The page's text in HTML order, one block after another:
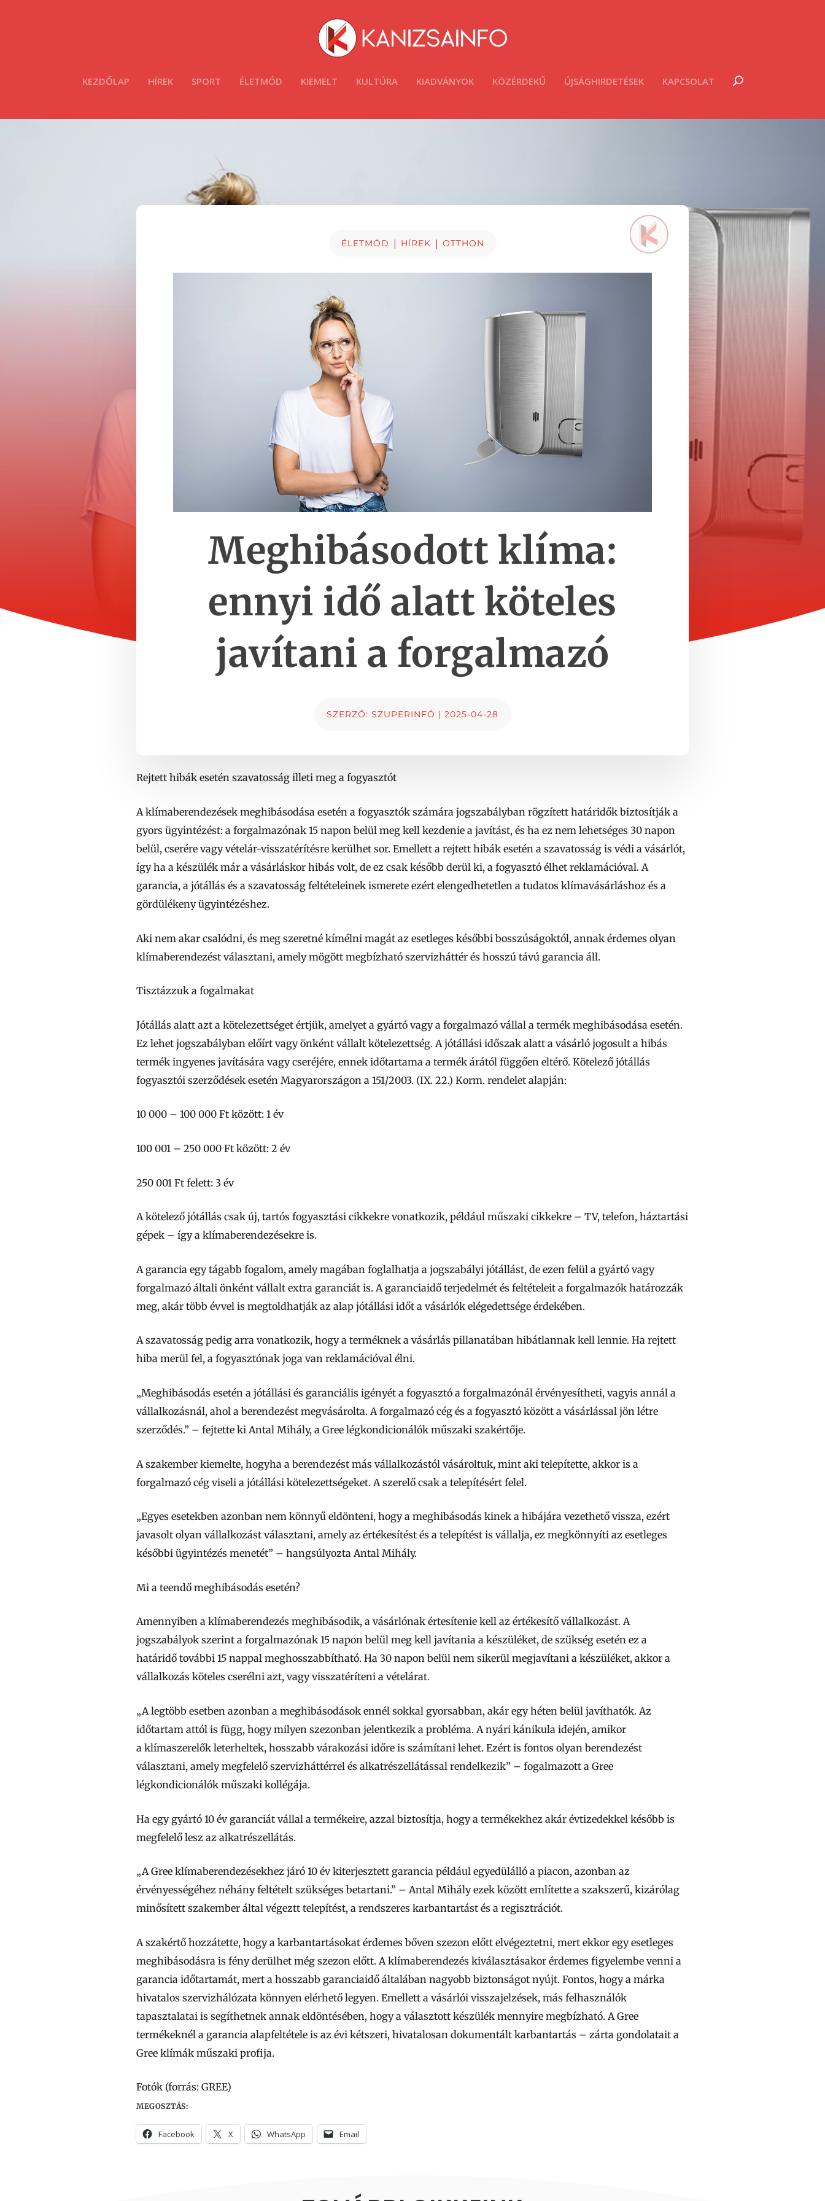
KEZDŐLAP HÍREK SPORT ÉLETMÓD KIEMELT KULTÚRA KIADVÁNYOK KÖZÉRDEKŰ ÚJSÁGHIRDETÉSEK KAPCSOLAT
ÉLETMÓD | HÍREK | OTTHON
Meghibásodott klíma:
ennyi idő alatt köteles
javítani a forgalmazó
SZERZŐ: SZUPERINFÓ | 2025-04-28
Rejtett hibák esetén szavatosság illeti meg a fogyasztót
A klímaberendezések meghibásodása esetén a fogyasztók számára jogszabályban rögzített határidők biztosítják a
gyors ügyintézést: a forgalmazónak 15 napon belül meg kell kezdenie a javítást, és ha ez nem lehetséges 30 napon
belül, cserére vagy vételár-visszatérítésre kerülhet sor. Emellett a rejtett hibák esetén a szavatosság is védi a vásárlót,
így ha a készülék már a vásárláskor hibás volt, de ez csak később derül ki, a fogyasztó élhet reklamációval. A
garancia, a jótállás és a szavatosság feltételeinek ismerete ezért elengedhetetlen a tudatos klímavásárláshoz és a
gördülékeny ügyintézéshez.
Aki nem akar csalódni, és meg szeretné kímélni magát az esetleges későbbi bosszúságoktól, annak érdemes olyan
klímaberendezést választani, amely mögött megbízható szervizháttér és hosszú távú garancia áll.
Tisztázzuk a fogalmakat
Jótállás alatt azt a kötelezettséget értjük, amelyet a gyártó vagy a forgalmazó vállal a termék meghibásodása esetén.
Ez lehet jogszabályban előírt vagy önként vállalt kötelezettség. A jótállási időszak alatt a vásárló jogosult a hibás
termék ingyenes javítására vagy cseréjére, ennek időtartama a termék árától függően eltérő. Kötelező jótállás
fogyasztói szerződések esetén Magyarországon a 151/2003. (IX. 22.) Korm. rendelet alapján:
10 000 – 100 000 Ft között: 1 év
100 001 – 250 000 Ft között: 2 év
250 001 Ft felett: 3 év
A kötelező jótállás csak új, tartós fogyasztási cikkekre vonatkozik, például műszaki cikkekre – TV, telefon, háztartási
gépek – így a klímaberendezésekre is.
A garancia egy tágabb fogalom, amely magában foglalhatja a jogszabályi jótállást, de ezen felül a gyártó vagy
forgalmazó általi önként vállalt extra garanciát is. A garanciaidő terjedelmét és feltételeit a forgalmazók határozzák
meg, akár több évvel is megtoldhatják az alap jótállási időt a vásárlók elégedettsége érdekében.
Aszavatosság pedig arra vonatkozik, hogy a terméknek a vásárlás pillanatában hibátlannak kell lennie. Ha rejtett
hiba merül fel, a fogyasztónak joga van reklamációval élni.
„Meghibásodás esetén a jótállási és garanciális igényét a fogyasztó a forgalmazónál érvényesítheti, vagyis annál a
vállalkozásnál, ahol a berendezést megvásárolta. A forgalmazó cég és a fogyasztó között a vásárlással jön létre
szerződés.” – fejtette ki Antal Mihály, a Gree légkondicionálók műszaki szakértője.
A szakember kiemelte, hogyha a berendezést más vállalkozástól vásároltuk, mint aki telepítette, akkor is a
forgalmazó cég viseli a jótállási kötelezettségeket. A szerelő csak a telepítésért felel.
„Egyes esetekben azonban nem könnyű eldönteni, hogy a meghibásodás kinek a hibájára vezethető vissza, ezért
javasolt olyan vállalkozást választani, amely az értékesítést és a telepítést is vállalja, ez megkönnyíti az esetleges
későbbi ügyintézés menetét” – hangsúlyozta Antal Mihály.
Mi a teendő meghibásodás esetén?
Amennyiben a klímaberendezés meghibásodik, a vásárlónak értesítenie kell az értékesítő vállalkozást. A
jogszabályok szerint a forgalmazónak 15 napon belül meg kell javítania a készüléket, de szükség esetén ez a
határidő további 15 nappal meghosszabbítható. Ha 30 napon belül nem sikerül megjavítani a készüléket, akkor a
vállalkozás köteles cserélni azt, vagy visszatéríteni a vételárat.
„A legtöbb esetben azonban a meghibásodások ennél sokkal gyorsabban, akár egy héten belül javíthatók. Az
időtartam attól is függ, hogy milyen szezonban jelentkezik a probléma. A nyári kánikula idején, amikor
a klímaszerelők leterheltek, hosszabb várakozási időre is számítani lehet. Ezért is fontos olyan berendezést
választani, amely megfelelő szervizháttérrel és alkatrészellátással rendelkezik” – fogalmazott a Gree
légkondicionálók műszaki kollégája.
Ha egy gyártó 10 év garanciát vállal a termékeire, azzal biztosítja, hogy a termékekhez akár évtizedekkel később is
megfelelő lesz az alkatrészellátás.
„A Gree klímaberendezésekhez járó 10 év kiterjesztett garancia például egyedülálló a piacon, azonban az
érvényességéhez néhány feltételt szükséges betartani.” – Antal Mihály ezek között említette a szakszerű, kizárólag
minősített szakember által végeztt telepítést, a rendszeres karbantartást és a regisztrációt.
A szakértő hozzátette, hogy a karbantartásokat érdemes bőven szezon előtt elvégeztetni, mert ekkor egy esetleges
meghibásodásra is fény derülhet még szezon előtt. A klímaberendezés kiválasztásakor érdemes figyelembe venni a
garancia időtartamát, mert a hosszabb garanciaidő általában nagyobb biztonságot nyújt. Fontos, hogy a márka
hivatalos szervizhálózata könnyen elérhető legyen. Emellett a vásárlói visszajelzések, más felhasználók
tapasztalatai is segíthetnek annak eldöntésében, hogy a választott készülék mennyire megbízható. A Gree
termékeknél a garancia alapfeltétele is az évi kétszeri, hivatalosan dokumentált karbantartás – zárta gondolatait a
Gree klímák műszaki profija.
Fotók (forrás: GREE)
MEGOSZTÁS:
Facebook X WhatsApp Email